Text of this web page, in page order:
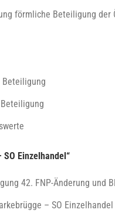
förmliche Beteiligung der
Beteiligung
Einzelhandel“
42. FNP-Änderung und
– SO